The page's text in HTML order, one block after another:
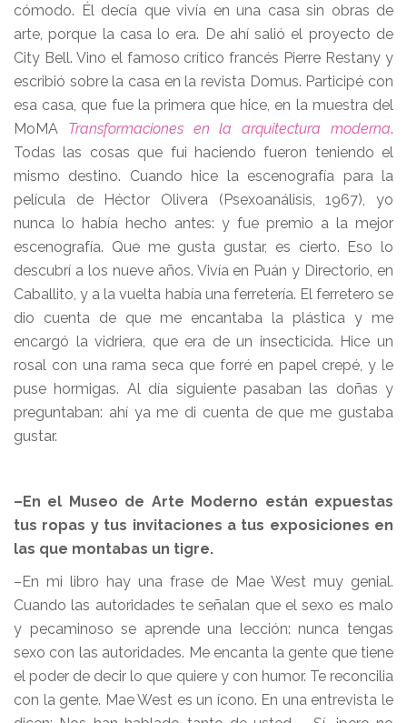
cómodo. Él decía que vivía en una casa sin obras de
arte, porque la casa lo era. De ahí salió el proyecto de
City Bell. Vino el famoso crítico francés Pierre Restany y
escribió sobre la casa en la revista Domus. Participé con
esa casa, que fue la primera que hice, en la muestra del
MoMA
Transformaciones en la arquitectura moderna.
Todas las cosas que fui haciendo fueron teniendo el
mismo destino. Cuando hice la escenografía para la
película de Héctor Olivera (Psexoanálisis, 1967), yo
nunca lo había hecho antes: y fue premio a la mejor
escenografía. Que me gusta gustar, es cierto. Eso lo
descubrí a los nueve años. Vivía en Puán y Directorio, en
Caballito, y a la vuelta había una ferretería. El ferretero se
dio cuenta de que me encantaba la plástica y me
encargó la vidriera, que era de un insecticida. Hice un
rosal con una rama seca que forré en papel crepé, y le
puse hormigas. Al día siguiente pasaban las doñas y
preguntaban: ahí ya me di cuenta de que me gustaba
gustar.
–En el Museo de Arte Moderno están expuestas
tus ropas y tus invitaciones a tus exposiciones en
las que montabas un tigre.
–En mi libro hay una frase de Mae West muy genial.
Cuando las autoridades te señalan que el sexo es malo
y pecaminoso se aprende una lección: nunca tengas
sexo con las autoridades. Me encanta la gente que tiene
el poder de decir lo que quiere y con humor. Te reconcilia
con la gente. Mae West es un ícono. En una entrevista le